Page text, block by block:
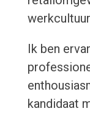
Ik ben
kandidaat